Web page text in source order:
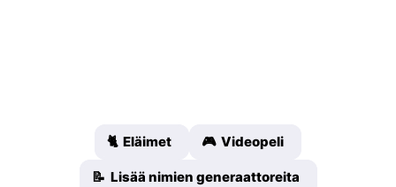
🐈 Eläimet 🎮 Videopeli
📝 Lisää nimien generaattoreita